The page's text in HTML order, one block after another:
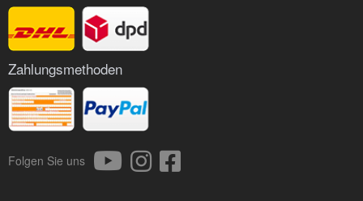
Zahlungsmethoden
Folgen Sie uns